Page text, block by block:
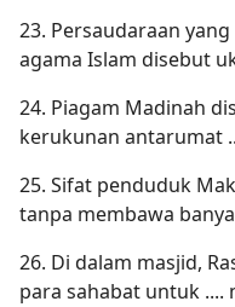
23. Persaudaraan
agama Islam disebut
24. Piagam Madinah
kerukunan antarumat
25. Sifat penduduk
tanpa membawa
26. Di dalam masjid,
para sahabat untuk ....